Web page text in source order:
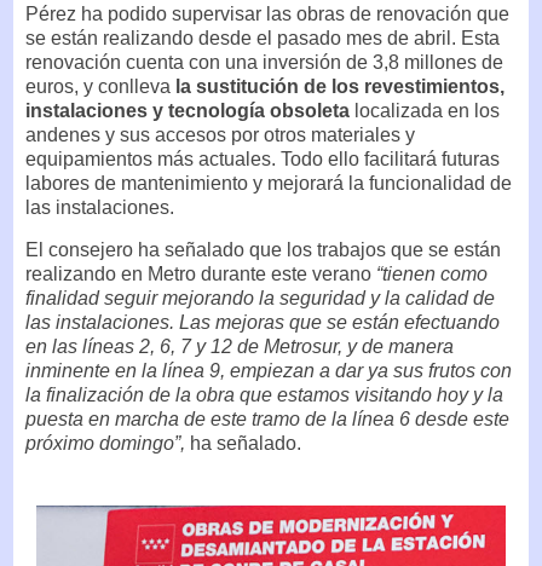
Pérez ha podido supervisar las obras de renovación que
se están realizando desde el pasado mes de abril. Esta
renovación cuenta con una inversión de 3,8 millones de
euros, y conlleva la sustitución de los revestimientos,
instalaciones y tecnología obsoleta localizada en los
andenes y sus accesos por otros materiales y
equipamientos más actuales. Todo ello facilitará futuras
labores de mantenimiento y mejorará la funcionalidad de
las instalaciones.
El consejero ha señalado que los trabajos que se están
realizando en Metro durante este verano “tienen como
finalidad seguir mejorando la seguridad y la calidad de
las instalaciones. Las mejoras que se están efectuando
en las líneas 2, 6, 7 y 12 de Metrosur, y de manera
inminente en la línea 9, empiezan a dar ya sus frutos con
la finalización de la obra que estamos visitando hoy y la
puesta en marcha de este tramo de la línea 6 desde este
próximo domingo”, ha señalado.